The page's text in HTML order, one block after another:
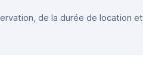
de la durée de location et